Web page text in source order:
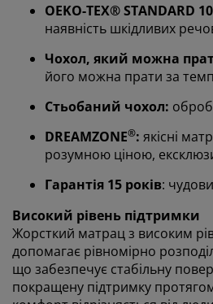
OEKO-TEX® STANDARD
наявність шкідливих
Чохол, який можна
його можна прати за
Стьобаний чохол:
DREAMZONE®: якісні
розумною ціною,
Гарантія 15 років:
Високий рівень підтримки
Жорсткий матрац з високим
допомагає рівномірно
що забезпечує стабільну
покращену підтримку протягом
Ми персоналізуємо ваш
В JYSK ми використовуємо файли
ідентифікатори, щоб
відвідування нашого веб-сайту.
збирають інформацію про вас
функціональності, статистики та
маркетингу.
Коли ви даєте згоду на
ми ділимося вашими даними
маркетинговими партнерами